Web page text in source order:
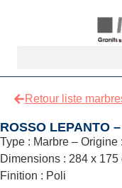
Retour liste
ROSSO LEPANTO
Type : Marbre – Origine
Dimensions : 284 x 175
Finition : Poli